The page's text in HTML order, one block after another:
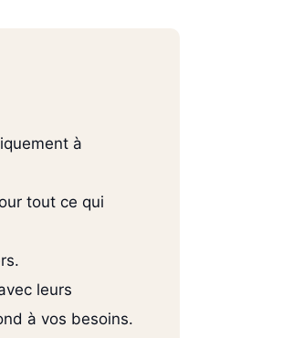
à
tout ce qui
leurs
à vos besoins.